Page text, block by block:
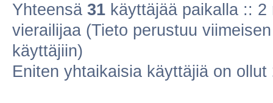
Yhteensä 31 käyttäjää paikalla ::
vierailijaa (Tieto perustuu
käyttäjiin)
Eniten yhtaikaisia käyttäjiä on ollut